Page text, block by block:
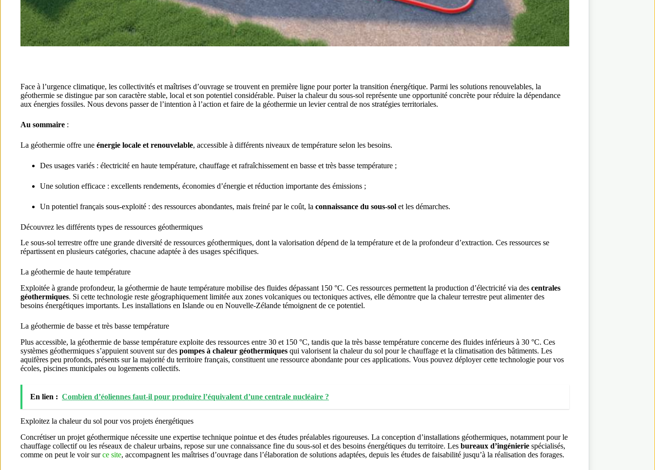
Face à l’urgence climatique, les collectivités et maîtrises d’ouvrage se trouvent en première ligne pour porter la transition énergétique. Parmi les solutions renouvelables, la
géothermie se distingue par son caractère stable, local et son potentiel considérable. Puiser la chaleur du sous-sol représente une opportunité concrète pour réduire la dépendance
aux énergies fossiles. Nous devons passer de l’intention à l’action et faire de la géothermie un levier central de nos stratégies territoriales.
Au sommaire :
La géothermie offre une énergie locale et renouvelable, accessible à différents niveaux de température selon les besoins.
Des usages variés : électricité en haute température, chauffage et rafraîchissement en basse et très basse température ;
Une solution efficace : excellents rendements, économies d’énergie et réduction importante des émissions ;
Un potentiel français sous-exploité : des ressources abondantes, mais freiné par le coût, la connaissance du sous-sol et les démarches.
Découvrez les différents types de ressources géothermiques
Le sous-sol terrestre offre une grande diversité de ressources géothermiques, dont la valorisation dépend de la température et de la profondeur d’extraction. Ces ressources se
répartissent en plusieurs catégories, chacune adaptée à des usages spécifiques.
La géothermie de haute température
Exploitée à grande profondeur, la géothermie de haute température mobilise des fluides dépassant 150 °C. Ces ressources permettent la production d’électricité via des centrales
géothermiques. Si cette technologie reste géographiquement limitée aux zones volcaniques ou tectoniques actives, elle démontre que la chaleur terrestre peut alimenter des
besoins énergétiques importants. Les installations en Islande ou en Nouvelle-Zélande témoignent de ce potentiel.
La géothermie de basse et très basse température
Plus accessible, la géothermie de basse température exploite des ressources entre 30 et 150 °C, tandis que la très basse température concerne des fluides inférieurs à 30 °C. Ces
systèmes géothermiques s’appuient souvent sur des pompes à chaleur géothermiques qui valorisent la chaleur du sol pour le chauffage et la climatisation des bâtiments. Les
aquifères peu profonds, présents sur la majorité du territoire français, constituent une ressource abondante pour ces applications. Vous pouvez déployer cette technologie pour vos
écoles, piscines municipales ou logements collectifs.
En lien : Combien d’éoliennes faut-il pour produire l’équivalent d’une centrale nucléaire ?
Exploitez la chaleur du sol pour vos projets énergétiques
Concrétiser un projet géothermique nécessite une expertise technique pointue et des études préalables rigoureuses. La conception d’installations géothermiques, notamment pour le
chauffage collectif ou les réseaux de chaleur urbains, repose sur une connaissance fine du sous-sol et des besoins énergétiques du territoire. Les bureaux d’ingénierie spécialisés,
comme on peut le voir surce site, accompagnent les maîtrises d’ouvrage dans l’élaboration de solutions adaptées, depuis les études de faisabilité jusqu’à la réalisation des forages.